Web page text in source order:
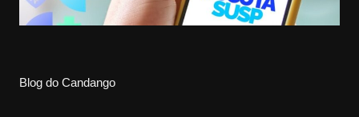
Blog do Candango